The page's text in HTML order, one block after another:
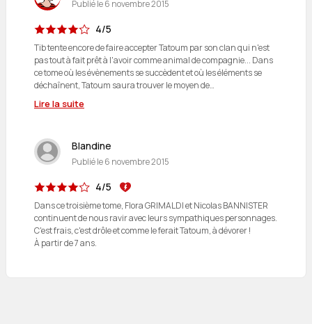
Publié le6 novembre 2015
4/5
Tib tente encore de faire accepter Tatoum par son clan qui n'est
pas tout à fait prêt à l'avoir comme animal de compagnie... Dans
ce tome où les évènements se succèdent et où les éléments se
déchaînent, Tatoum saura trouver le moyen de…
Lire la suite
Blandine
Publié le6 novembre 2015
4/5
Dans ce troisième tome, Flora GRIMALDI et Nicolas BANNISTER
continuent de nous ravir avec leurs sympathiques personnages.
C'est frais, c'est drôle et comme le ferait Tatoum, à dévorer !
À partir de 7 ans.